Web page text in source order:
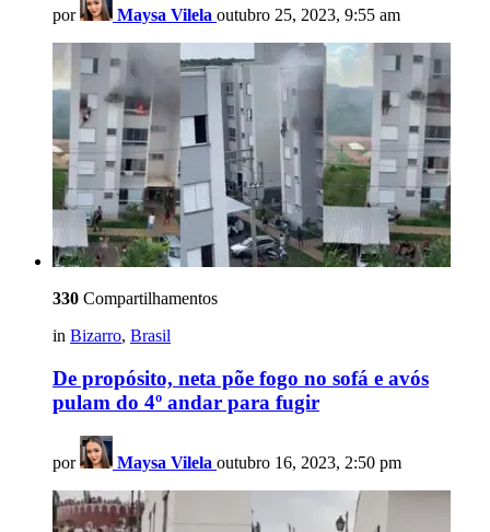
por Maysa Vilela outubro 25, 2023, 9:55 am
330 Compartilhamentos
in Bizarro, Brasil
De propósito, neta põe fogo no sofá e avós
pulam do 4º andar para fugir
por Maysa Vilela outubro 16, 2023, 2:50 pm